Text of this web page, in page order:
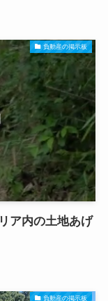
負動産の掲示板
ア内の土地あげ
負動産の掲示板